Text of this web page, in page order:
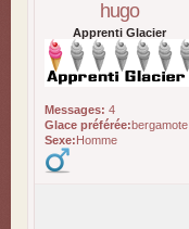
hugo
Apprenti Glacier
Messages: 4
Glace préférée:bergamote
Sexe:Homme